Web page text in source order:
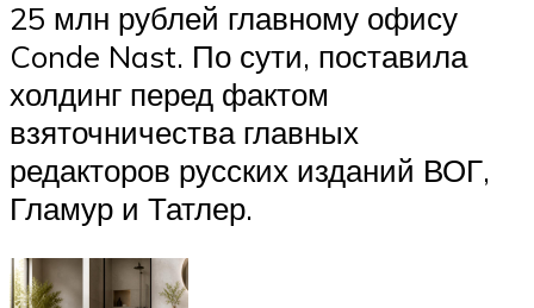
25 млн рублей главному офису
Conde Nast. По сути, поставила
холдинг перед фактом
взяточничества главных
редакторов русских изданий ВОГ,
Гламур и Татлер.